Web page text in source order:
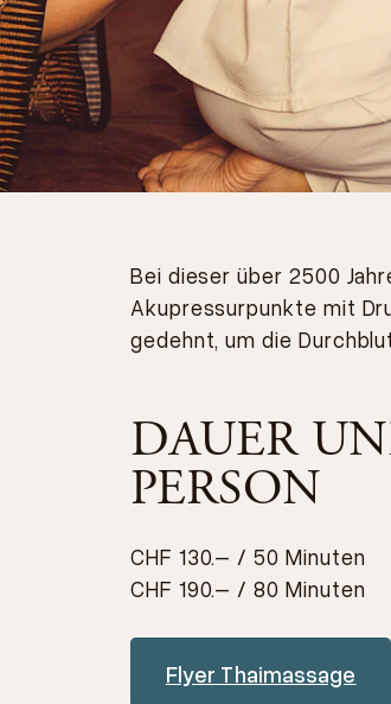
Bei dieser über 2500
Akupressurpunkte mit
gedehnt, um die
DAUER
PERSON
CHF 130.– / 50 Minuten
CHF 190.– / 80 Minuten
Flyer Thaimassage